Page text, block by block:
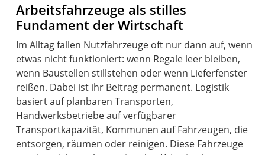
Arbeitsfahrzeuge als stilles
Fundament der Wirtschaft
Im Alltag fallen Nutzfahrzeuge oft nur dann auf, wenn
etwas nicht funktioniert: wenn Regale leer bleiben,
wenn Baustellen stillstehen oder wenn Lieferfenster
reißen. Dabei ist ihr Beitrag permanent. Logistik
basiert auf planbaren Transporten,
Handwerksbetriebe auf verfügbarer
Transportkapazität, Kommunen auf Fahrzeugen, die
entsorgen, räumen oder reinigen. Diese Fahrzeuge